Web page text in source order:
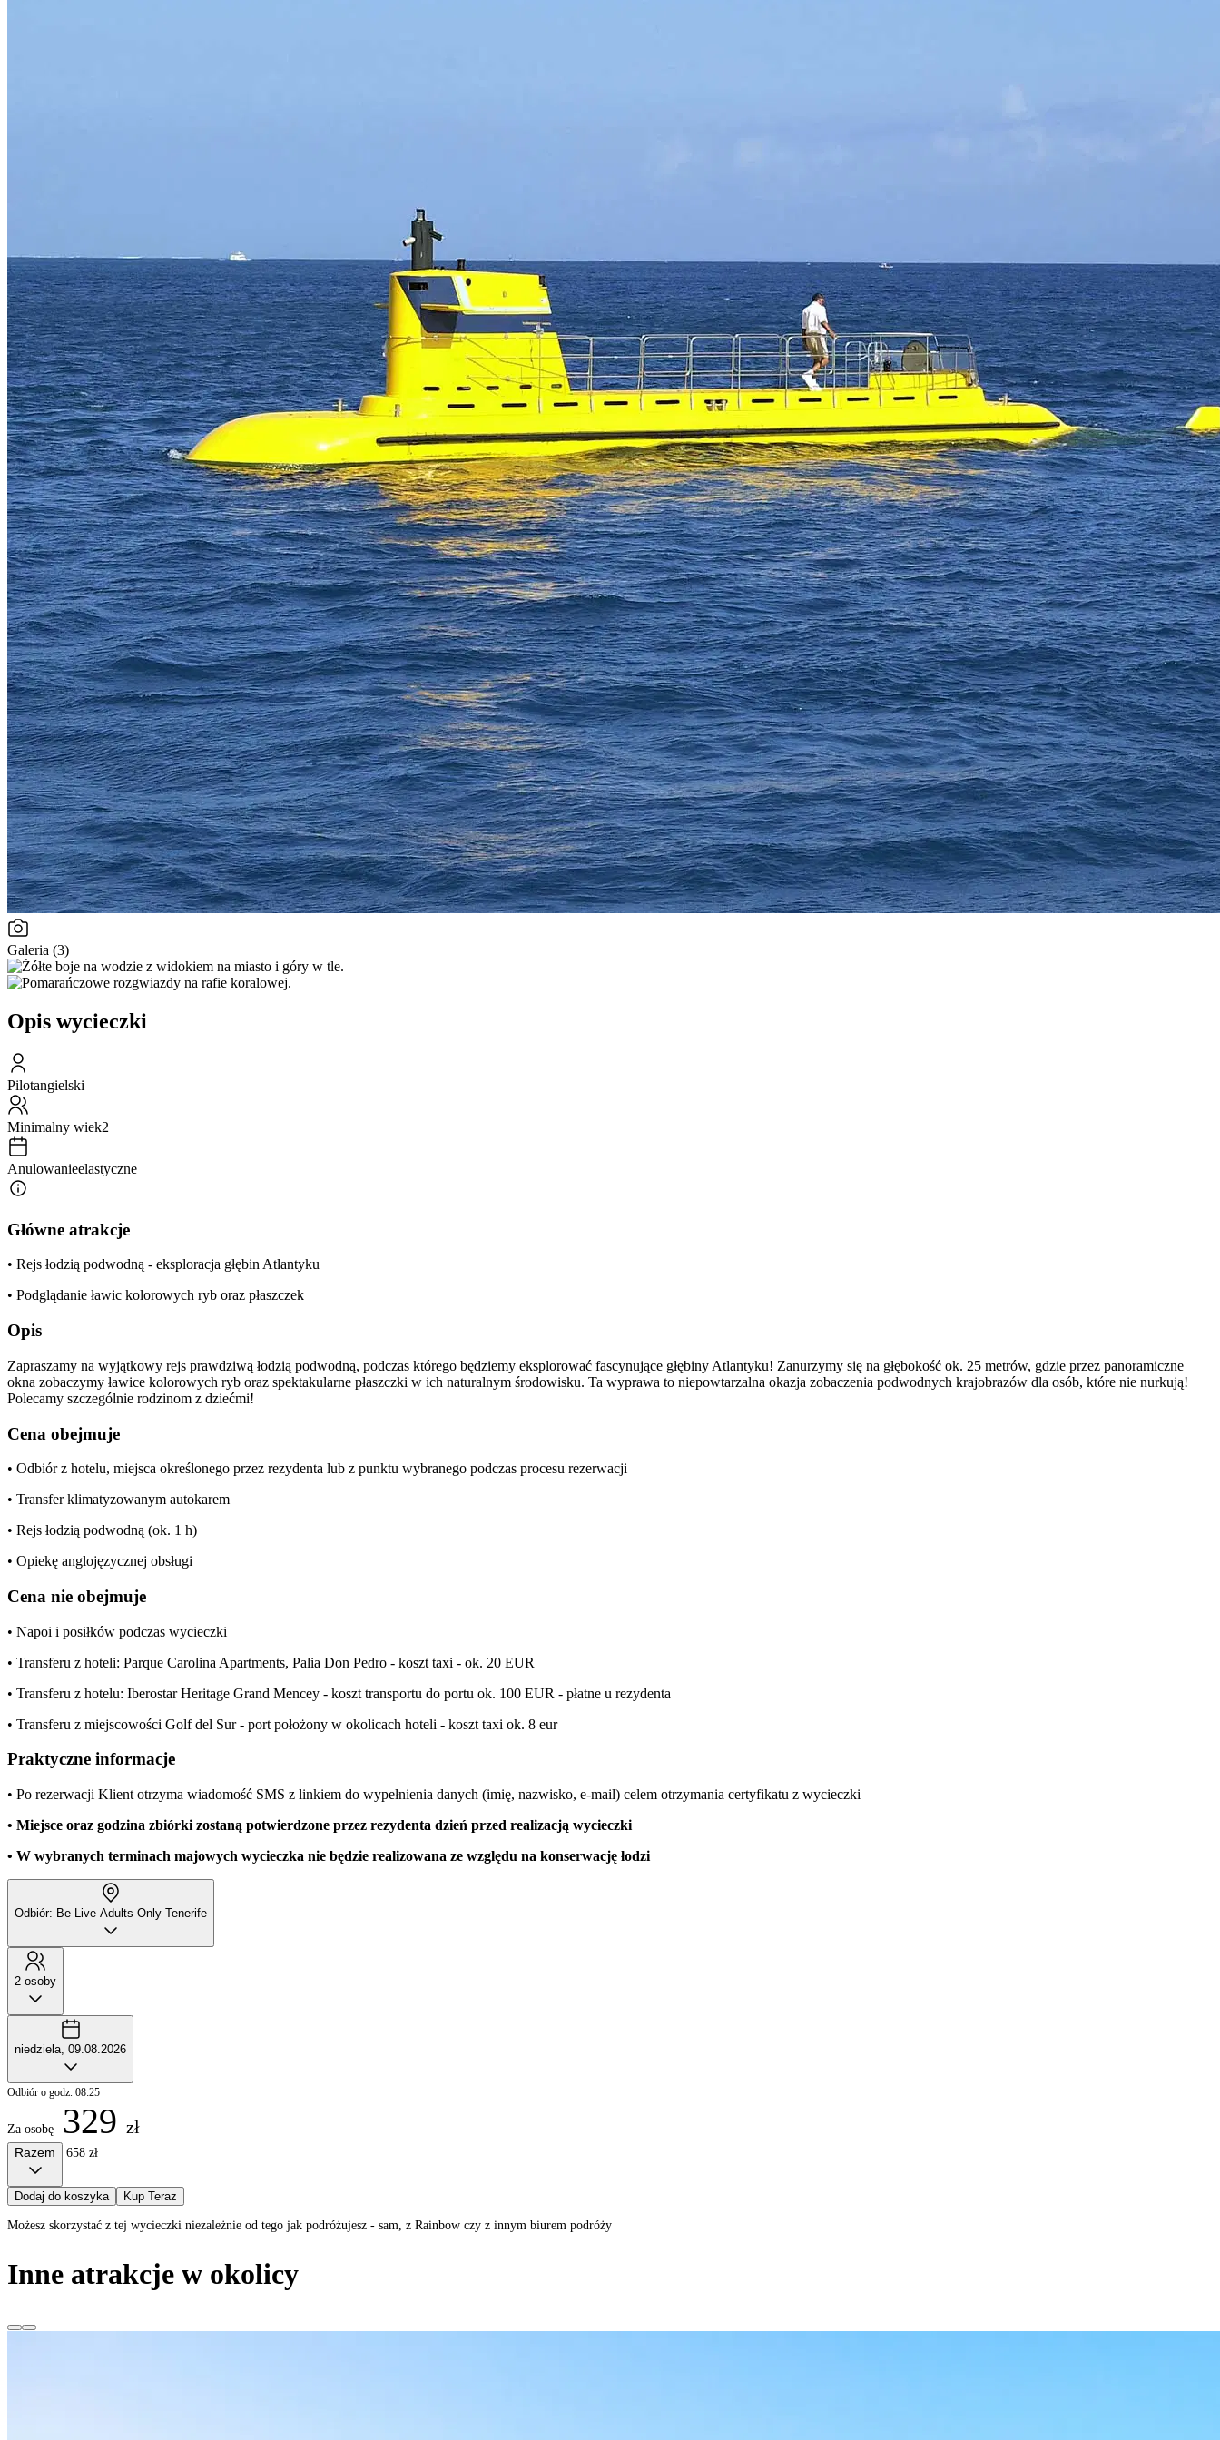
Galeria (3)
Opis wycieczki
Pilotangielski
Minimalny wiek2
Anulowanieelastyczne
Główne atrakcje
• Rejs łodzią podwodną - eksploracja głębin Atlantyku
• Podglądanie ławic kolorowych ryb oraz płaszczek
Opis
Zapraszamy na wyjątkowy rejs prawdziwą łodzią podwodną, podczas którego będziemy eksplorować fascynujące głębiny Atlantyku! Zanurzymy się na głębokość ok. 25 metrów, gdzie przez panoramiczne
okna zobaczymy ławice kolorowych ryb oraz spektakularne płaszczki w ich naturalnym środowisku. Ta wyprawa to niepowtarzalna okazja zobaczenia podwodnych krajobrazów dla osób, które nie nurkują!
Polecamy szczególnie rodzinom z dziećmi!
Cena obejmuje
• Odbiór z hotelu, miejsca określonego przez rezydenta lub z punktu wybranego podczas procesu rezerwacji
• Transfer klimatyzowanym autokarem
• Rejs łodzią podwodną (ok. 1 h)
• Opiekę anglojęzycznej obsługi
Cena nie obejmuje
• Napoi i posiłków podczas wycieczki
• Transferu z hoteli: Parque Carolina Apartments, Palia Don Pedro - koszt taxi - ok. 20 EUR
• Transferu z hotelu: Iberostar Heritage Grand Mencey - koszt transportu do portu ok. 100 EUR - płatne u rezydenta
• Transferu z miejscowości Golf del Sur - port położony w okolicach hoteli - koszt taxi ok. 8 eur
Praktyczne informacje
• Po rezerwacji Klient otrzyma wiadomość SMS z linkiem do wypełnienia danych (imię, nazwisko, e-mail) celem otrzymania certyfikatu z wycieczki
• Miejsce oraz godzina zbiórki zostaną potwierdzone przez rezydenta dzień przed realizacją wycieczki
• W wybranych terminach majowych wycieczka nie będzie realizowana ze względu na konserwację łodzi
Odbiór: Be Live Adults Only Tenerife
2 osoby
niedziela, 09.08.2026
Odbiór o godz. 08:25
Za osobę 329 zł
Razem 658 zł
Dodaj do koszyka Kup Teraz
Możesz skorzystać z tej wycieczki niezależnie od tego jak podróżujesz - sam, z Rainbow czy z innym biurem podróży
Inne atrakcje w okolicy